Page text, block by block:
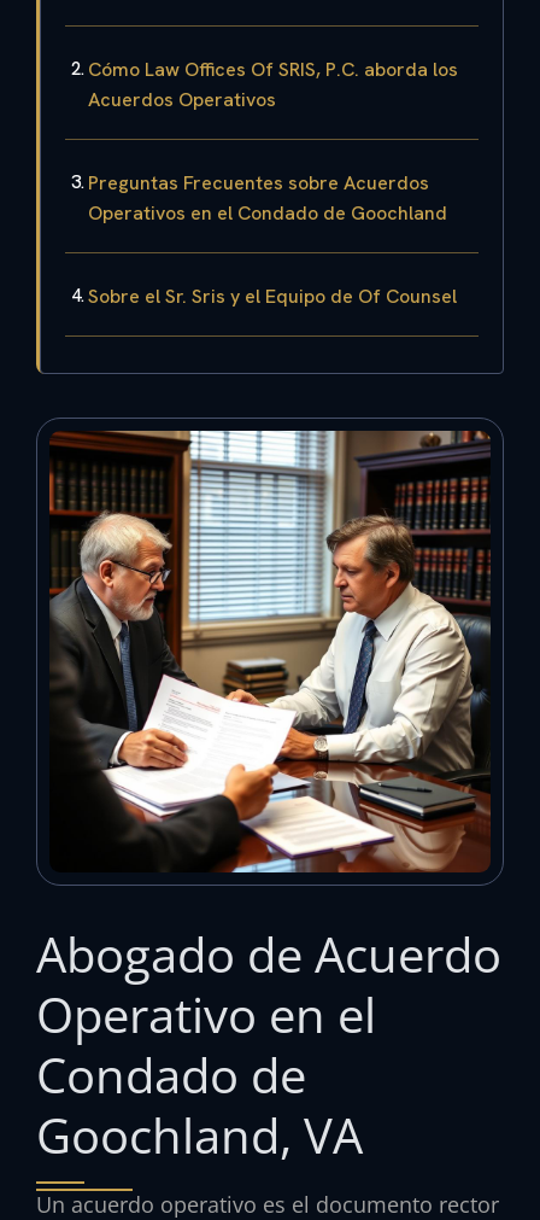
Cómo Law Offices Of SRIS, P.C. aborda los
Acuerdos Operativos
Preguntas Frecuentes sobre Acuerdos
Operativos en el Condado de Goochland
Sobre el Sr. Sris y el Equipo de Of Counsel
Abogado de Acuerdo
Operativo en el
Condado de
Goochland, VA
Un acuerdo operativo es el documento rector